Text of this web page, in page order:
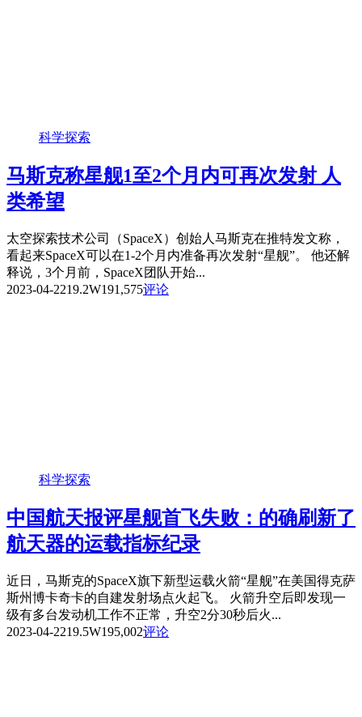
科学探索
马斯克称星舰1至2个月内可再次发射 人
类希望
太空探索技术公司（SpaceX）创始人马斯克在推特发文称，
看起来SpaceX可以在1-2个月内准备再次发射“星舰”。 他还解
释说，3个月前，SpaceX团队开始...
2023-04-2219.2W191,575评论
科学探索
中国航天报评星舰首飞失败：的确刷新了
航天器的运载指标纪录
近日，马斯克的SpaceX旗下新型运载火箭“星舰”在美国得克萨
斯州博卡奇卡的自建发射场点火起飞。 火箭升空后即发现一
级有多台发动机工作不正常，升空2分30秒后火...
2023-04-2219.5W195,002评论